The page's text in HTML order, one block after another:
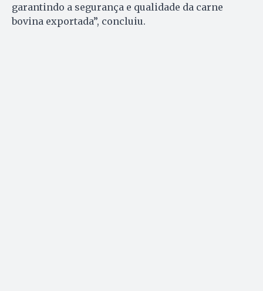
garantindo a segurança e qualidade da carne
bovina exportada”, concluiu.